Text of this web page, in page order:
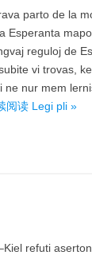
parto de la
Esperanta
reguloj de
vi trovas,
ne nur mem
阅读 Legi pli »
refuti